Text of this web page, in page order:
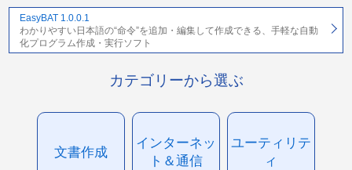
EasyBAT 1.0.0.1
わかりやすい日本語の“命令”を追加・編集して作成できる、手軽な自動
化プログラム作成・実行ソフト
カテゴリーから選ぶ
文書作成
インターネッ
ト＆通信
ユーティリテ
ィ